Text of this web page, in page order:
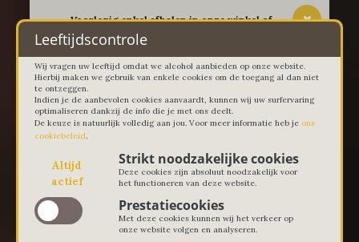
-- Voorlopig enkel afhalen in onze winkel of
thuislevering in Lievegem vanaf 100 euro --
Leeftijdscontrole
Wij vragen uw leeftijd omdat we alcohol aanbieden op onze website.
Hierbij maken we gebruik van enkele cookies om de toegang al dan niet
te ontzeggen.
Indien je de aanbevolen cookies aanvaardt, kunnen wij uw surfervaring
optimaliseren dankzij de info die je met ons deelt.
De keuze is natuurlijk volledig aan jou. Voor meer informatie heb je ons
cookiebeleid.
Altijd
actief
Strikt noodzakelijke cookies
Deze cookies zijn absoluut noodzakelijk voor
het functioneren van deze website.
Prestatiecookies
Met deze cookies kunnen wij het verkeer op
onze website volgen en analyseren.